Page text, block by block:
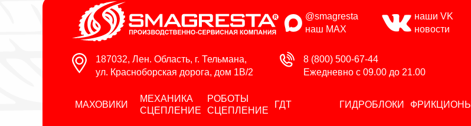
@smagresta
наш MAX
наши VK
новости
187032, Лен. Область, г. Тельмана,
ул. Красноборская дорога, дом 1В/2
8 (800) 500-67-44
Ежедневно с 09.00 до 21.00
МАХОВИКИ
МЕХАНИКА
СЦЕПЛЕНИЕ
РОБОТЫ
СЦЕПЛЕНИЕ
ГДТ ГИДРОБЛОКИ ФРИКЦИОНЫ